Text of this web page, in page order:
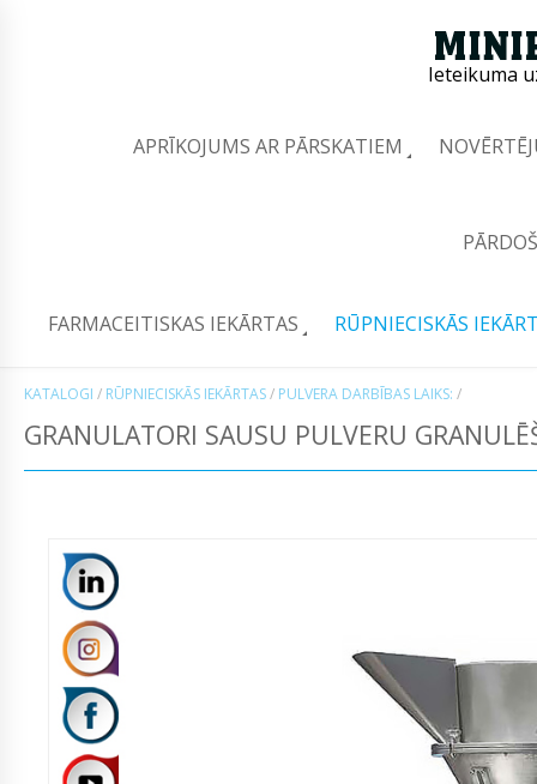
Ieteikuma
APRĪKOJUMS AR PĀRSKATIEM
FARMACEITISKAS IEKĀRTAS RŪPNIECISKĀS
KATALOGI / RŪPNIECISKĀS IEKĀRTAS/ PULVERA DARBĪBAS LAIKS: /
GRANULATORI SAUSU PULVERU